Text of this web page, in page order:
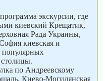
экскурсии, где
киевский Крещатик,
Рада Украины,
киевская и
популярных
столицы.
по Андреевскому
Киево-Могилянская